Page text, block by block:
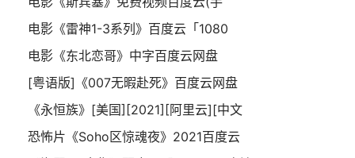
电影《雷神1-3系列》百度云「1080
电影《东北恋哥》中字百度云网盘
[粤语版]《007无暇赴死》百度云网盘
《永恒族》[美国][2021][阿里云][中文
恐怖片《Soho区惊魂夜》2021百度云